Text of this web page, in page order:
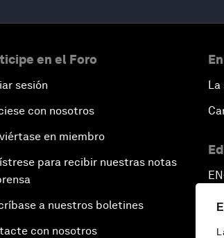
en el Foro
sesión
con nosotros
en miembro
para recibir nuestras notas
a nuestros boletines
con nosotros
La
EN